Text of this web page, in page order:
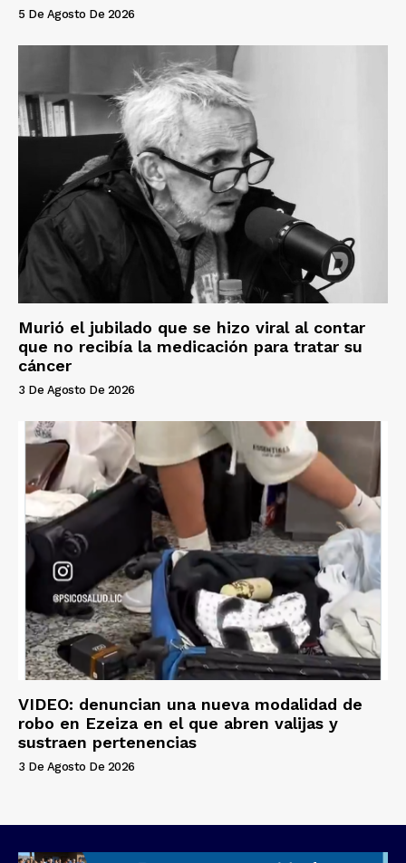
5 De Agosto De 2026
Murió el jubilado que se hizo viral al contar
que no recibía la medicación para tratar su
cáncer
3 De Agosto De 2026
VIDEO: denuncian una nueva modalidad de
robo en Ezeiza en el que abren valijas y
sustraen pertenencias
3 De Agosto De 2026